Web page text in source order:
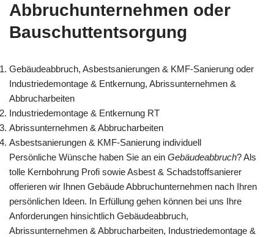
Abbruchunternehmen oder
Bauschuttentsorgung
Gebäudeabbruch, Asbestsanierungen & KMF-Sanierung oder
Industriedemontage & Entkernung, Abrissunternehmen &
Abbrucharbeiten
Industriedemontage & Entkernung RT
Abrissunternehmen & Abbrucharbeiten
Asbestsanierungen & KMF-Sanierung individuell
Persönliche Wünsche haben Sie an ein Gebäudeabbruch? Als
tolle Kernbohrung Profi sowie Asbest & Schadstoffsanierer
offerieren wir Ihnen Gebäude Abbruchunternehmen nach Ihren
persönlichen Ideen. In Erfüllung gehen können bei uns Ihre
Anforderungen hinsichtlich Gebäudeabbruch,
Abrissunternehmen & Abbrucharbeiten, Industriedemontage &